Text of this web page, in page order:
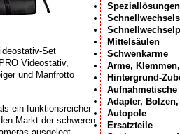
Set
Videostativ,
und Manfrotto
ein funktionsreicher
Markt der schweren
Speziallösungen
Mittelsäulen
Schwenkarme
Arme,
Hintergrund-
Aufnahmetische
Adapter,
Autopole
Ersatzteile